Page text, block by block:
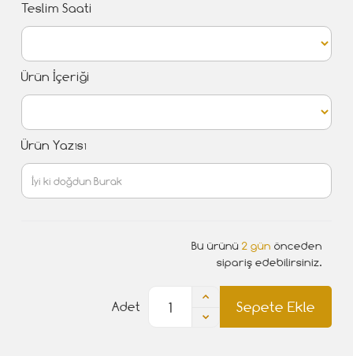
Teslim Saati
Ürün İçeriği
Ürün Yazısı
Bu ürünü 2 gün önceden
sipariş edebilirsiniz.
Sepete Ekle
Adet